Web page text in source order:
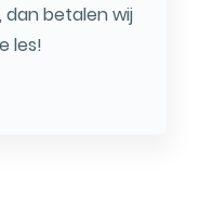
dan betalen wij
les!